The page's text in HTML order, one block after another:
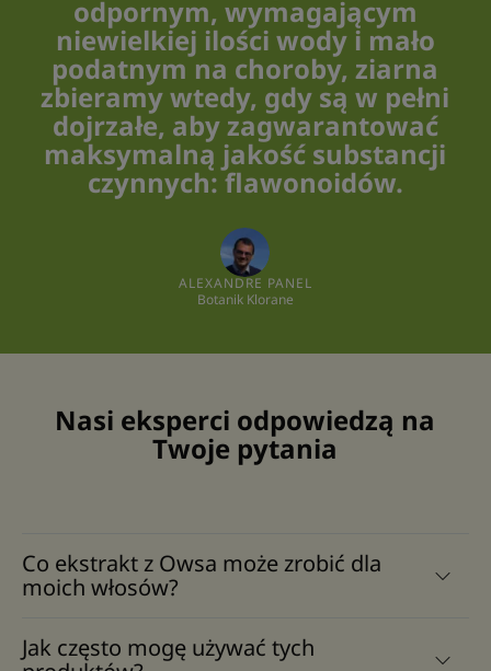
odpornym, wymagającym
niewielkiej ilości wody i mało
podatnym na choroby, ziarna
zbieramy wtedy, gdy są w pełni
dojrzałe, aby zagwarantować
maksymalną jakość substancji
czynnych: flawonoidów.
ALEXANDRE PANEL
Botanik Klorane
Nasi eksperci odpowiedzą na
Twoje pytania
Co ekstrakt z Owsa może zrobić dla
moich włosów?
Jak często mogę używać tych